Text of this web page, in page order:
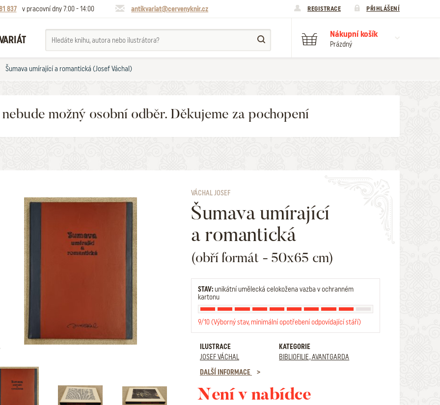
837 v pracovní dny 7:00 - 14:00 antikvariat@cervenyknir.cz REGISTRACE PŘIHLÁŠENÍ
Nákupní košík
Prázdný
Šumava umírající a romantická (Josef Váchal)
možný osobní odběr. Děkujeme za pochopení
VÁCHAL JOSEF
Šumava umírající
a romantická
(obří formát - 50x65 cm)
STAV: unikátní umělecká celokožena vazba v ochranném
kartonu
9/10 (Výborný stav, minimální opotřebení odpovídající stáří)
ILUSTRACE
JOSEF VÁCHAL
KATEGORIE
BIBLIOFILIE, AVANTGARDA
DALŠÍ INFORMACE
Není v nabídce